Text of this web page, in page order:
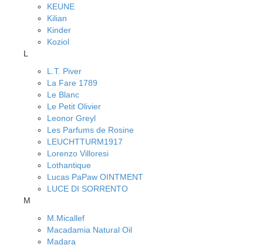
KEUNE
Kilian
Kinder
Koziol
L
L.T. Piver
La Fare 1789
Le Blanc
Le Petit Olivier
Leonor Greyl
Les Parfums de Rosine
LEUCHTTURM1917
Lorenzo Villoresi
Lothantique
Lucas PaPaw OINTMENT
LUCE DI SORRENTO
M
M.Micallef
Macadamia Natural Oil
Madara